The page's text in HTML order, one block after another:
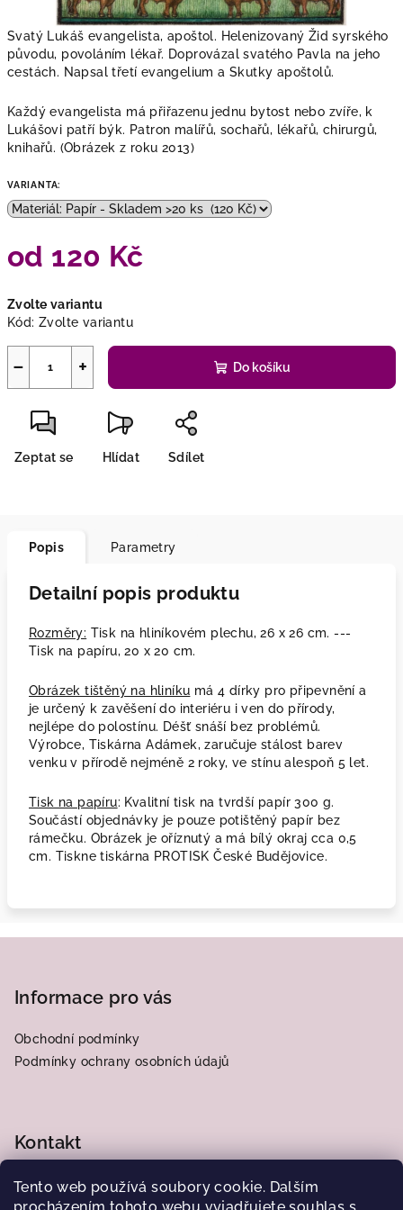
Tento web používá soubory cookie. Dalším
Svatý Lukáš evangelista, apoštol. Helenizovaný Žid syrského
původu, povoláním lékař. Doprovázal svatého Pavla na jeho
cestách. Napsal třetí evangelium a Skutky apoštolů.
Každý evangelista má přiřazenu jednu bytost nebo zvíře, k
Lukášovi patří býk. Patron malířů, sochařů, lékařů, chirurgů,
knihařů. (Obrázek z roku 2013)
VARIANTA:
od 120 Kč
cena:
Zvolte variantu
Kód: Zvolte variantu
+
− Do košíku
Zeptat se Hlídat Sdílet
Popis Parametry
Detailní popis produktu
Rozměry: Tisk na hliníkovém plechu, 26 x 26 cm. ---
Tisk na papíru, 20 x 20 cm.
Obrázek tištěný na hliníku má 4 dírky pro připevnění a
je určený k zavěšení do interiéru i ven do přírody,
nejlépe do polostínu. Déšť snáší bez problémů.
Výrobce, Tiskárna Adámek, zaručuje stálost barev
venku v přírodě nejméně 2 roky, ve stínu alespoň 5 let.
Tisk na papíru: Kvalitní tisk na tvrdší papír 300 g.
Součástí objednávky je pouze potištěný papír bez
rámečku. Obrázek je oříznutý a má bílý okraj cca 0,5
cm. Tiskne tiskárna PROTISK České Budějovice.
Informace pro vás
Obchodní podmínky
Podmínky ochrany osobních údajů
Kontakt
frantiska.j@centrum.cz
776564185